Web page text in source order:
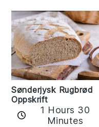
Sønderjysk Rugbrød
Oppskrift
1 Hours 30
Minutes